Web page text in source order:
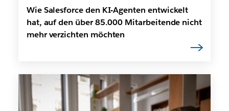
Wie Salesforce den KI-Agenten entwickelt
hat, auf den über 85.000 Mitarbeitende nicht
mehr verzichten möchten